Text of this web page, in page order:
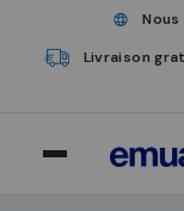
Livraison